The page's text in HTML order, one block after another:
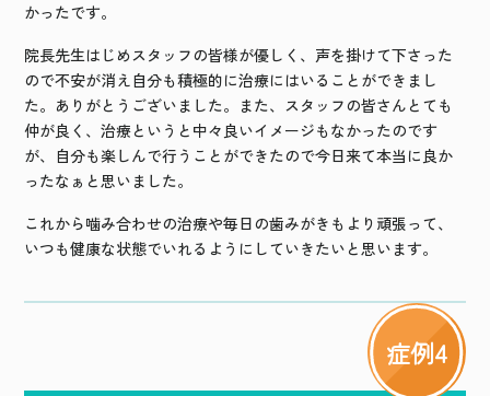
かったです。
院長先生はじめスタッフの皆様が優しく、声を掛けて下さった
ので不安が消え自分も積極的に治療にはいることができまし
た。ありがとうございました。また、スタッフの皆さんとても
仲が良く、治療というと中々良いイメージもなかったのです
が、自分も楽しんで行うことができたので今日来て本当に良か
ったなぁと思いました。
これから噛み合わせの治療や毎日の歯みがきもより頑張って、
いつも健康な状態でいれるようにしていきたいと思います。
症例4